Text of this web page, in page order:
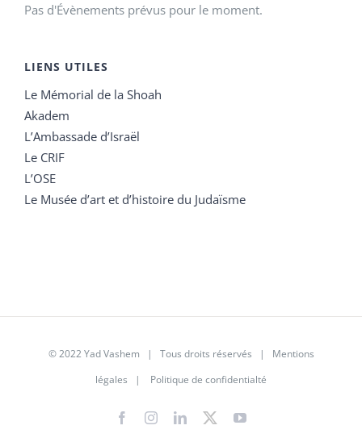
Pas d'Évènements prévus pour le moment.
LIENS UTILES
Le Mémorial de la Shoah
Akadem
L’Ambassade d’Israël
Le CRIF
L’OSE
Le Musée d’art et d’histoire du Judaïsme
© 2022 Yad Vashem | Tous droits réservés | Mentions
légales | Politique de confidentialté
FacebookInstagramLinkedIn
X YouTube